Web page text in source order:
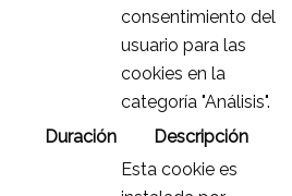
consentimiento del
usuario para las
cookies en la
categoría "Análisis".
Duración Descripción
Esta cookie es